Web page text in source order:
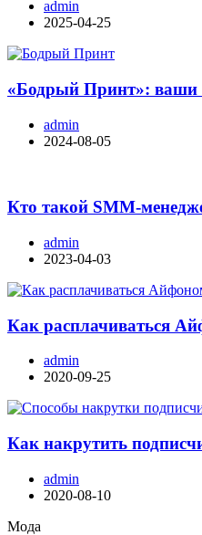
admin
2025-04-25
«Бодрый Принт»: ваши
admin
2024-08-05
Кто такой SMM-
admin
2023-04-03
Как расплачиваться
admin
2020-09-25
Как накрутить
admin
2020-08-10
Мода